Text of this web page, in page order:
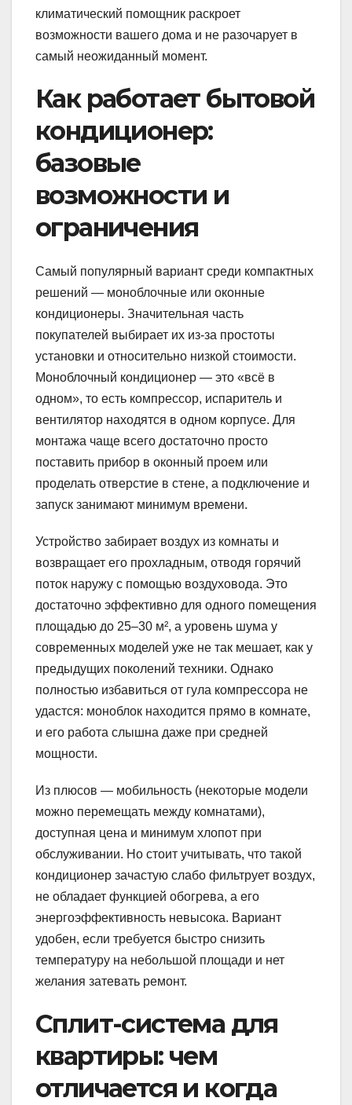
климатический помощник раскроет
возможности вашего дома и не разочарует в
самый неожиданный момент.
Как работает бытовой
кондиционер:
базовые
возможности и
ограничения
Самый популярный вариант среди компактных
решений — моноблочные или оконные
кондиционеры. Значительная часть
покупателей выбирает их из-за простоты
установки и относительно низкой стоимости.
Моноблочный кондиционер — это «всё в
одном», то есть компрессор, испаритель и
вентилятор находятся в одном корпусе. Для
монтажа чаще всего достаточно просто
поставить прибор в оконный проем или
проделать отверстие в стене, а подключение и
запуск занимают минимум времени.
Устройство забирает воздух из комнаты и
возвращает его прохладным, отводя горячий
поток наружу с помощью воздуховода. Это
достаточно эффективно для одного помещения
площадью до 25–30 м², а уровень шума у
современных моделей уже не так мешает, как у
предыдущих поколений техники. Однако
полностью избавиться от гула компрессора не
удастся: моноблок находится прямо в комнате,
и его работа слышна даже при средней
мощности.
Из плюсов — мобильность (некоторые модели
можно перемещать между комнатами),
доступная цена и минимум хлопот при
обслуживании. Но стоит учитывать, что такой
кондиционер зачастую слабо фильтрует воздух,
не обладает функцией обогрева, а его
энергоэффективность невысока. Вариант
удобен, если требуется быстро снизить
температуру на небольшой площади и нет
желания затевать ремонт.
Сплит-система для
квартиры: чем
отличается и когда